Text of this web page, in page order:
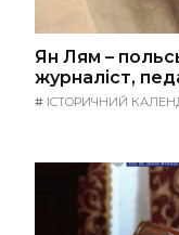
Ян Лям –
журналіст,
# ІСТОРИЧНИЙ